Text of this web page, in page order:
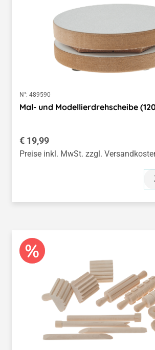
N°: 489590
Mal- und Modellierdrehscheibe
Regulärer Preis:
€ 19,99
Preise inkl. MwSt. zzgl.